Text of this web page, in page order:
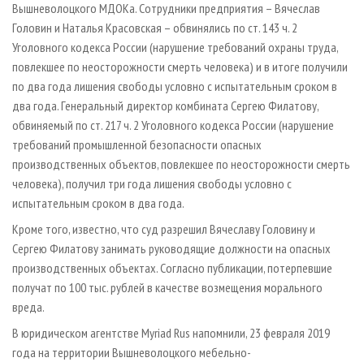
ЦБП
ИНСТРУМЕНТ И МАТЕРИАЛЫ
ГАЗЕТА ЛЕСПРОМФОРУМ
БИБЛИОТЕКА СПЕЦИАЛИСТА
Вышневолоцкого МДОКа. Сотрудники предприятия – Вячеслав
Головин и Наталья Красовская – обвинялись по ст. 143 ч. 2
Уголовного кодекса России (нарушение требований охраны труда,
повлекшее по неосторожности смерть человека) и в итоге получили
по два года лишения свободы условно с испытательным сроком в
два года. Генеральный директор комбината Сергею Филатову,
обвиняемый по cт. 217 ч. 2 Уголовного кодекса России (нарушение
требований промышленной безопасности опасных
производственных объектов, повлекшее по неосторожности смерть
человека), получил три года лишения свободы условно с
испытательным сроком в два года.
Кроме того, известно, что суд разрешил Вячеславу Головину и
Сергею Филатову занимать руководящие должности на опасных
производственных объектах. Согласно публикации, потерпевшие
получат по 100 тыс. рублей в качестве возмещения морального
вреда.
В юридическом агентстве Myriad Rus напомнили, 23 февраля 2019
года на территории Вышневолоцкого мебельно-